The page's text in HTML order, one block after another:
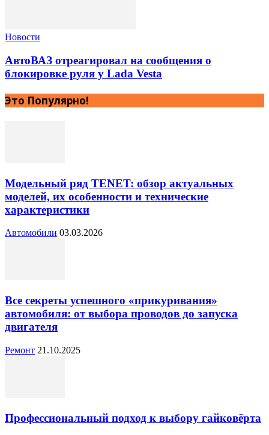
Новости
АвтоВАЗ отреагировал на сообщения о
блокировке руля у Lada Vesta
Это Популярно!
Модельный ряд TENET: обзор актуальных
моделей, их особенности и технические
характеристики
Автомобили 03.03.2026
Все секреты успешного «прикуривания»
автомобиля: от выбора проводов до запуска
двигателя
Ремонт 21.10.2025
Профессиональный подход к выбору гайковёрта